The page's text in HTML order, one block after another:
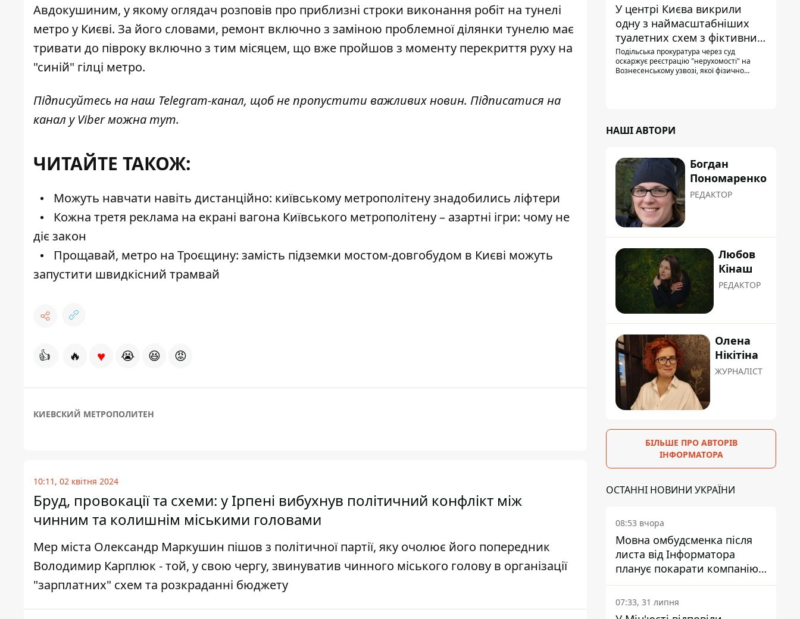
Авдокушиним, у якому оглядач розповів про приблизні строки виконання робіт на тунелі
метро у Києві. За його словами, ремонт включно з заміною проблемної ділянки тунелю має
тривати до півроку включно з тим місяцем, що вже пройшов з моменту перекриття руху на
"синій" гілці метро.
Підписуйтесь на наш Telegram-канал, щоб не пропустити важливих новин. Підписатися на
канал у Viber можнатут.
ЧИТАЙТЕ ТАКОЖ:
Можуть навчати навіть дистанційно: київському метрополітену знадобились ліфтери
Кожна третя реклама на екрані вагона Київського метрополітену – азартні ігри: чому не
діє закон
Прощавай, метро на Троєщину: замість підземки мостом-довгобудом в Києві можуть
запустити швидкісний трамвай
👍 🔥 ♥ 😭 😆 😡
КИЕВСКИЙ МЕТРОПОЛИТЕН
10:11, 02 квітня 2024
Бруд, провокації та схеми: у Ірпені вибухнув політичний конфлікт між
чинним та колишнім міськими головами
Мер міста Олександр Маркушин пішов з політичної партії, яку очолює його попередник
Володимир Карплюк - той, у свою чергу, звинуватив чинного міського голову в організації
"зарплатних" схем та розкраданні бюджету
У центрі Києва викрили
одну з наймасштабніших
туалетних схем з фіктивним
будинком
Подільська прокуратура через суд
оскаржує реєстрацію "нерухомості" на
Вознесенському узвозі, якої фізично
НАШІ АВТОРИ
Богдан
Пономаренко
РЕДАКТОР
Любов
Кінаш
РЕДАКТОР
Олена
Нікітіна
ЖУРНАЛІСТ
БІЛЬШЕ ПРО АВТОРІВ
ІНФОРМАТОРА
ОСТАННІ НОВИНИ УКРАЇНИ
08:53 вчора
Мовна омбудсменка після
листа від Інформатора
планує покарати компанію-
підрядника ПриватБанку
07:33, 31 липня